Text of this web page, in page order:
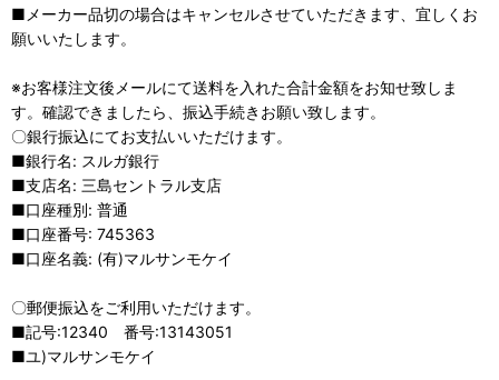
■メーカー品切の場合はキャンセルさせていただきます、宜しくお
願いいたします。
※お客様注文後メールにて送料を入れた合計金額をお知せ致しま
す。確認できましたら、振込手続きお願い致します。
〇銀行振込にてお支払いいただけます。
■銀行名: スルガ銀行
■支店名: 三島セントラル支店
■口座種別: 普通
■口座番号: 745363
■口座名義: (有)マルサンモケイ
〇郵便振込をご利用いただけます。
■記号:12340 番号:13143051
■ユ)マルサンモケイ